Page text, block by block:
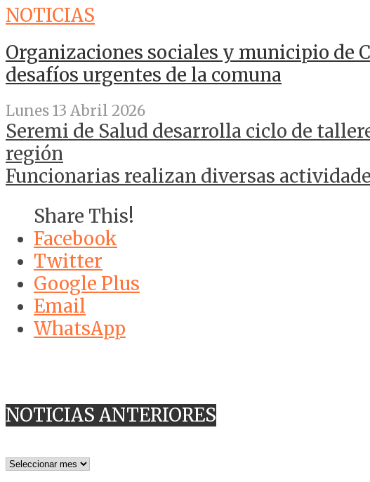
NOTICIAS
Organizaciones sociales y municipio de
desafíos urgentes de la comuna
Lunes 13 Abril 2026
Seremi de Salud desarrolla ciclo de
región
Funcionarias realizan diversas
Share This!
Facebook
Twitter
Google Plus
Email
WhatsApp
NOTICIAS ANTERIORES
NOTICIAS